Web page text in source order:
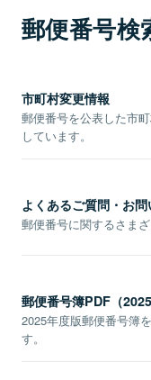
郵便番号検
市町村変更情報
郵便番号を公表した市
しています。
よくあるご質問・お
郵便番号に関するさま
郵便番号簿PDF（2025
2025年度版郵便番号簿
す。